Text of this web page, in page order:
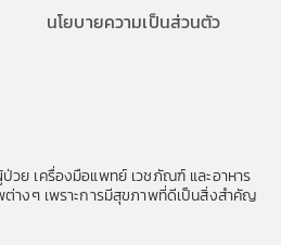
นโยบายความเป็นส่วนตัว
วย เครื่องมือแพทย์ เวชภัณฑ์ และอาหาร
างๆ เพราะการมีสุขภาพที่ดีเป็นสิ่งสำคัญ